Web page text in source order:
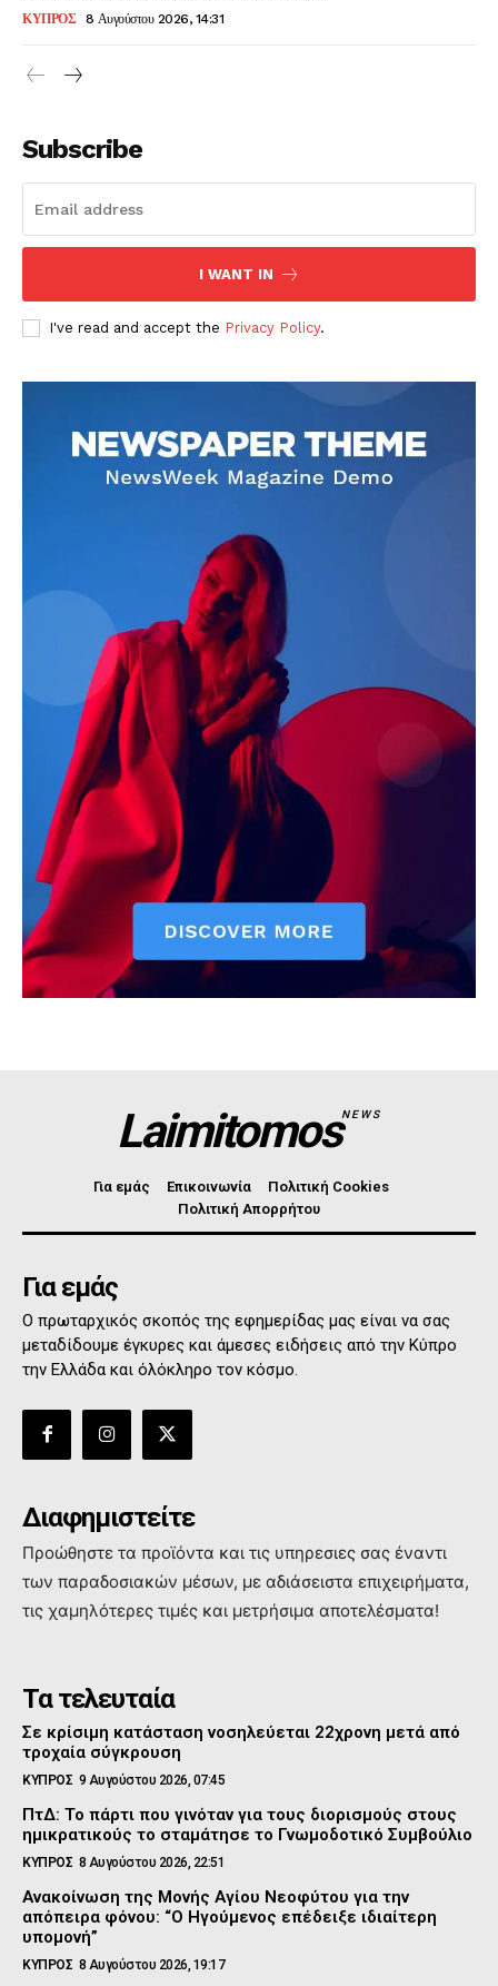
ΚΥΠΡΟΣ 8 Αυγούστου 2026, 14:31
Subscribe
I WANT IN
I've read and accept the Privacy Policy.
LaimitomosNEWS
Για εμάς Επικοινωνία
Πολιτική Cookies
Πολιτική Απορρήτου
Για εμάς
Ο πρωταρχικός σκοπός της εφημερίδας μας είναι να σας
μεταδίδουμε έγκυρες και άμεσες ειδήσεις από την Κύπρο
την Ελλάδα και όλόκληρο τον κόσμο.
Διαφημιστείτε
Προώθηστε τα προϊόντα και τις υπηρεσιες σας έναντι
των παραδοσιακών μέσων, με αδιάσειστα επιχειρήματα,
τις χαμηλότερες τιμές και μετρήσιμα αποτελέσματα!
Τα τελευταία
Σε κρίσιμη κατάσταση νοσηλεύεται 22χρονη μετά από
τροχαία σύγκρουση
ΚΥΠΡΟΣ 9 Αυγούστου 2026, 07:45
ΠτΔ: Το πάρτι που γινόταν για τους διορισμούς στους
ημικρατικούς το σταμάτησε το Γνωμοδοτικό Συμβούλιο
ΚΥΠΡΟΣ 8 Αυγούστου 2026, 22:51
Ανακοίνωση της Μονής Αγίου Νεοφύτου για την
απόπειρα φόνου: “Ο Ηγούμενος επέδειξε ιδιαίτερη
υπομονή”
ΚΥΠΡΟΣ 8 Αυγούστου 2026, 19:17